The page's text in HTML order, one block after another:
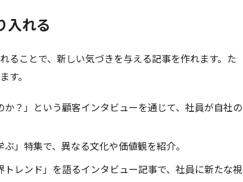
入れる
ることで、新しい気づきを与える記事を作れます。た
す。
か？」という顧客インタビューを通じて、社員が自社の
」特集で、異なる文化や価値観を紹介。
トレンド」を語るインタビュー記事で、社員に新たな視